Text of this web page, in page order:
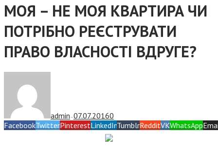
МОЯ – НЕ МОЯ КВАРТИРА ЧИ
ПОТРІБНО РЕЄСТРУВАТИ
ПРАВО ВЛАСНОСТІ ВДРУГЕ?
admin —07.07.20160
FacebookTwitterPinterestLinkedInTumblrRedditVKWhatsApp